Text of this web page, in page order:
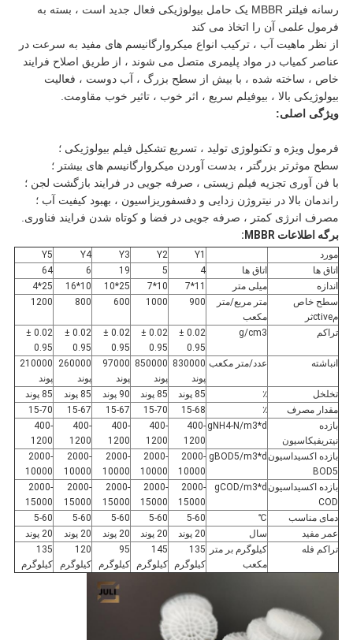
رسانه فیلتر MBBR یک حامل بیولوژیکی فعال جدید است ، بسته به
فرمول علمی آن را اتخاذ می کند
از نظر ماهیت آب ، ترکیب انواع میکروارگانیسم های مفید به سرعت در
عناصر کمیاب در مواد پلیمری متصل می شوند ، از طریق اصلاح فرایند
خاص ، ساخته شده ، با بیش از سطح بزرگ ، آب دوست ، فعالیت
بیولوژیکی بالا ، بیوفیلم سریع ، اثر خوب ، تاثیر خوب مقاومت.
ویژگی اصلی:
فرمول ویژه و تکنولوژی تولید ، تسریع تشکیل فیلم بیولوژیکی ؛
سطح موثرتر بزرگتر ، بدست آوردن میکروارگانیسم های بیشتر ؛
با فن آوری تجزیه فیلم زیستی ، صرفه جویی در فرایند بازگشت لجن ؛
راندمان بالا در نیتروژن زدایی و دفسفوریزاسیون ، بهبود کیفیت آب ؛
مصرف انرژی کمتر ، صرفه جویی در فضا و کوتاه شدن فرایند فناوری.
برگه اطلاعات MBBR:
مورد Y1
Y2
Y3
Y4
Y5
اتاق ها
اتاق ها 4
5
19
6
64
اندازه
میلی متر 11*7
10*7
25*10
10*16
25*4
سطح خاص
مctiveثر
متر مربع/متر
مکعب
900
1000
600
800
1200
تراکم g/cm3
0.02 ±
0.95
0.02 ±
0.95
0.02 ±
0.95
0.02 ±
0.95
0.02 ±
0.95
انباشته
عدد/متر مکعب 830000
پوند
850000
پوند
97000
پوند
260000
پوند
210000
پوند
تخلخل
٪ 85 پوند 85 پوند 90 پوند 85 پوند
85 پوند
مقدار مصرف
٪ 15-68
15-70
15-67
15-67
15-70
بازده
نیتریفیکاسیون
gNH4-N/m3*d
400-
1200
400-
1200
400-
1200
400-
1200
400-
1200
بازده اکسیداسیون
BOD5
gBOD5/m3*d
2000-
10000
2000-
10000
2000-
10000
2000-
10000
2000-
10000
بازده اکسیداسیون
COD
gCOD/m3*d
2000-
15000
2000-
15000
2000-
15000
2000-
15000
2000-
15000
دمای مناسب
℃
5-60
5-60
5-60
5-60
5-60
عمر مفید
سال 20 پوند 20 پوند 20 پوند 20 پوند
20 پوند
تراکم فله
کیلوگرم بر متر
مکعب
135
کیلوگرم
145
کیلوگرم
95
کیلوگرم
120
کیلوگرم
135
کیلوگرم